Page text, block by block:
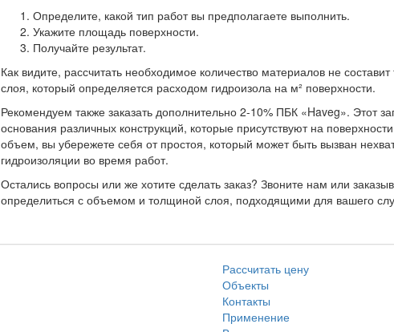
Определите, какой тип работ вы предполагаете выполнить.
Укажите площадь поверхности.
Получайте результат.
Как видите, рассчитать необходимое количество материалов не
слоя, который определяется расходом гидроизола на м² поверхности.
Рекомендуем также заказать дополнительно 2-10% ПБК «Haveg». Этот
основания различных конструкций, которые присутствуют на
объем, вы убережете себя от простоя, который может быть вызван
гидроизоляции во время работ.
Остались вопросы или же хотите сделать заказ? Звоните нам или
определиться с объемом и толщиной слоя, подходящими для вашего
Рассчитать цену
Объекты
Контакты
Применение